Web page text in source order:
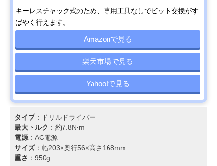
キーレスチャック式のため、専用工具なしでビット交換がす
ばやく行えます。
Amazonで見る
楽天市場で見る
Yahoo!で見る
タイプ：ドリルドライバー
最大トルク ：約7.8N·m
電源 ：AC電源
サイズ：幅203×奥行56×高さ168mm
重さ ：950g